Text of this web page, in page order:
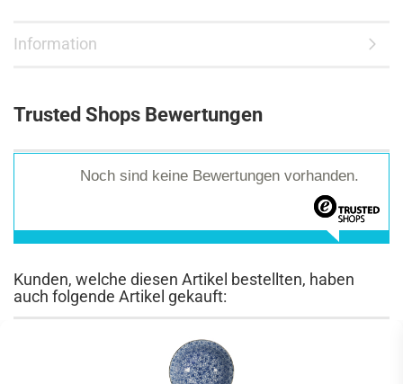
Information
Trusted Shops Bewertungen
Noch sind keine Bewertungen vorhanden.
Kunden, welche diesen Artikel bestellten, haben
auch folgende Artikel gekauft: